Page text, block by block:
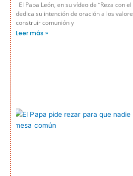
El Papa León, en su vídeo de “Reza con
dedica su intención de oración a los
construir comunión y
Leer más »